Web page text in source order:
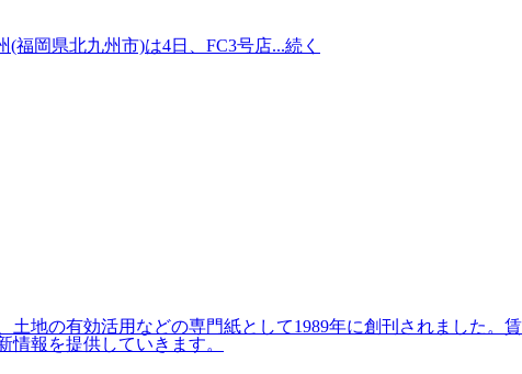
福岡県北九州市)は4日、FC3号店...続く
地の有効活用などの専門紙として1989年に創刊されました。賃
報を提供していきます。